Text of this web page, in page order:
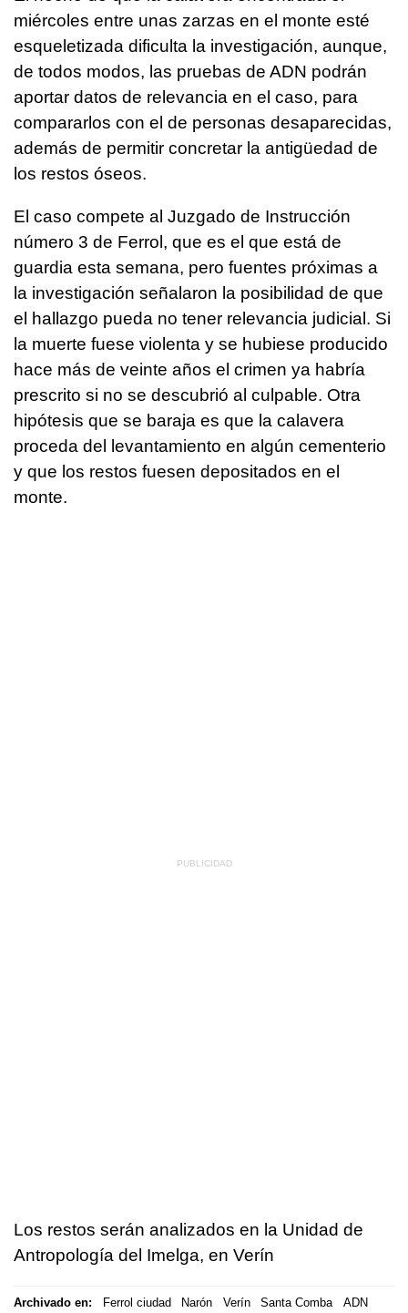
miércoles entre unas zarzas en el monte esté
esqueletizada dificulta la investigación, aunque,
de todos modos, las pruebas de ADN podrán
aportar datos de relevancia en el caso, para
compararlos con el de personas desaparecidas,
además de permitir concretar la antigüedad de
los restos óseos.
El caso compete al Juzgado de Instrucción
número 3 de Ferrol, que es el que está de
guardia esta semana, pero fuentes próximas a
la investigación señalaron la posibilidad de que
el hallazgo pueda no tener relevancia judicial. Si
la muerte fuese violenta y se hubiese producido
hace más de veinte años el crimen ya habría
prescrito si no se descubrió al culpable. Otra
hipótesis que se baraja es que la calavera
proceda del levantamiento en algún cementerio
y que los restos fuesen depositados en el
monte.
Los restos serán analizados en la Unidad de
Antropología del Imelga, en Verín
Archivado en: Ferrol ciudad Narón Verín Santa Comba ADN